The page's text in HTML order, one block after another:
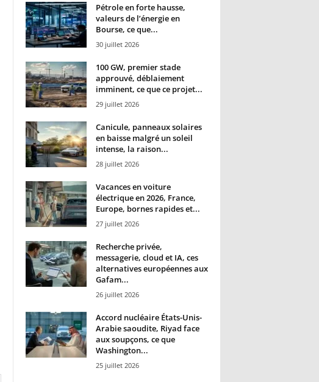
Pétrole en forte hausse,
valeurs de l’énergie en
Bourse, ce que...
30 juillet 2026
100 GW, premier stade
approuvé, déblaiement
imminent, ce que ce projet...
29 juillet 2026
Canicule, panneaux solaires
en baisse malgré un soleil
intense, la raison...
28 juillet 2026
Vacances en voiture
électrique en 2026, France,
Europe, bornes rapides et...
27 juillet 2026
Recherche privée,
messagerie, cloud et IA, ces
alternatives européennes aux
Gafam...
26 juillet 2026
Accord nucléaire États-Unis-
Arabie saoudite, Riyad face
aux soupçons, ce que
Washington...
25 juillet 2026